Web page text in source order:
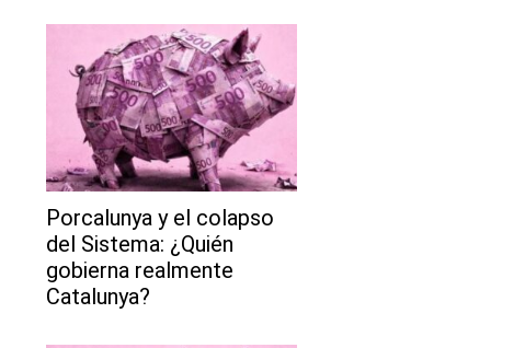
Porcalunya y el colapso
del Sistema: ¿Quién
gobierna realmente
Catalunya?